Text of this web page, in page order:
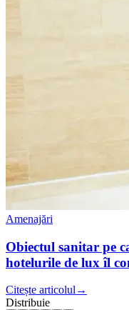
Amenajări
Obiectul sanitar pe
hotelurile de lux îl
Citește articolul →
Distribuie